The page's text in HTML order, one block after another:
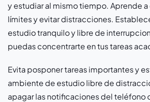
y estudiar al mismo tiempo. Aprende
límites y evitar distracciones.
estudio tranquilo y libre de
puedas concentrarte en tus tareas
Evita posponer tareas importantes y
ambiente de estudio libre de
apagar las notificaciones del teléfono